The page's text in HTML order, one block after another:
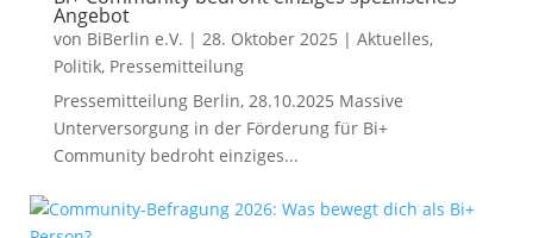
Angebot
von BiBerlin e.V. | 28. Oktober 2025 | Aktuelles,
Politik, Pressemitteilung
Pressemitteilung Berlin, 28.10.2025 Massive
Unterversorgung in der Förderung für Bi+
Community bedroht einziges...